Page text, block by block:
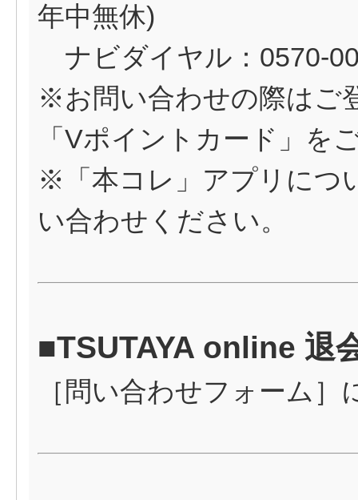
年中無休)
ナビダイヤル：
※お問い合わせの際はご
「Vポイントカード」を
※「本コレ」アプリにつ
い合わせください。
■TSUTAYA online 退
［ 問い合わせフォーム ］